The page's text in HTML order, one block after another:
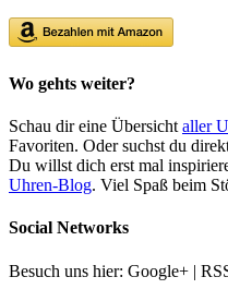
Wo gehts weiter?
Schau dir eine Übersicht aller
Favoriten. Oder suchst du
Du willst dich erst mal
Uhren-Blog. Viel Spaß beim
Social Networks
Besuch uns hier: Google+ |